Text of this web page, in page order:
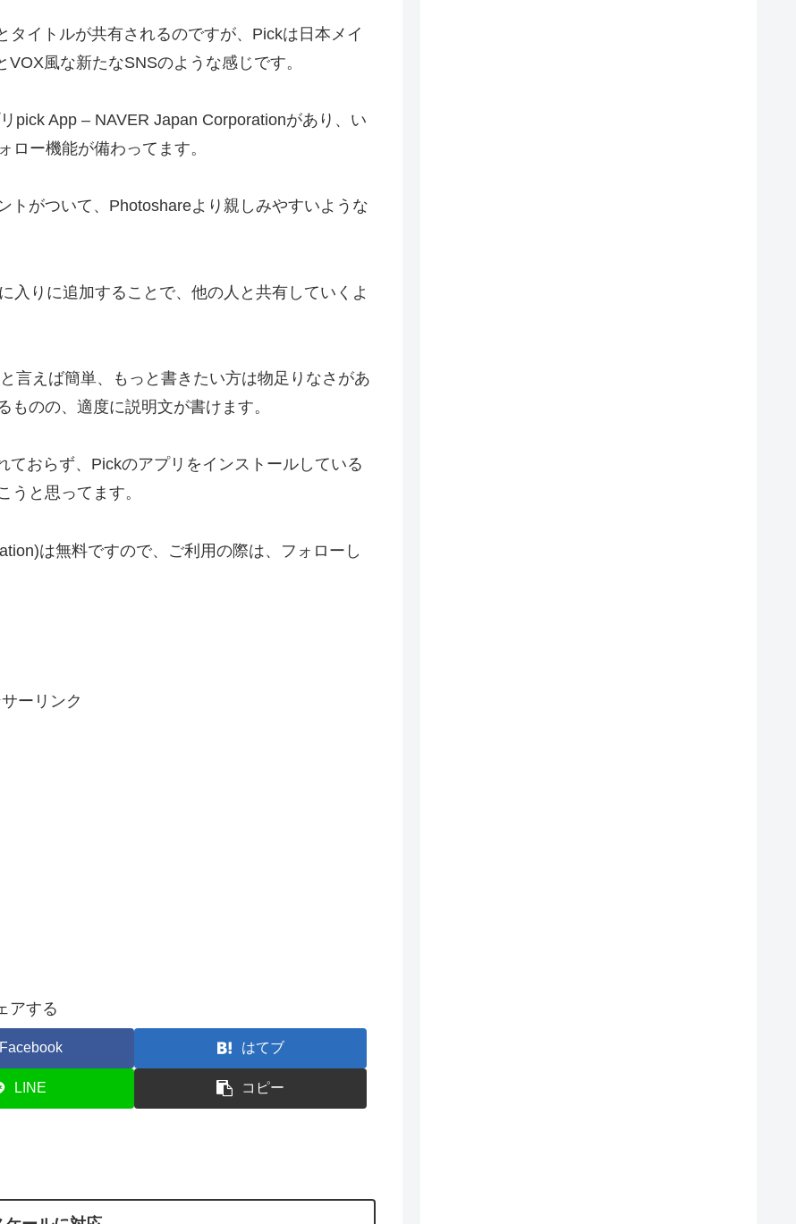
イトルが共有されるのですが、Pickは日本メイ
風な新たなSNSのような感じです。
pick App – NAVER Japan Corporationがあり、い
ロー機能が備わってます。
トがついて、Photoshareより親しみやすいような
入りに追加することで、他の人と共有していくよ
言えば簡単、もっと書きたい方は物足りなさがあ
のの、適度に説明文が書けます。
おらず、Pickのアプリをインストールしている
うと思ってます。
は無料ですので、ご利用の際は、フォローし
ーリンク
アする
Facebook はてブ
LINE コピー